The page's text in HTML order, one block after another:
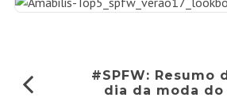
#SPFW: Resumo
dia da moda do